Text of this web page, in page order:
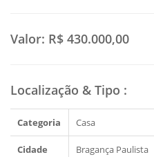
Valor: R$ 430.000,00
Localização & Tipo :
Categoria Casa
Cidade Bragança Paulista